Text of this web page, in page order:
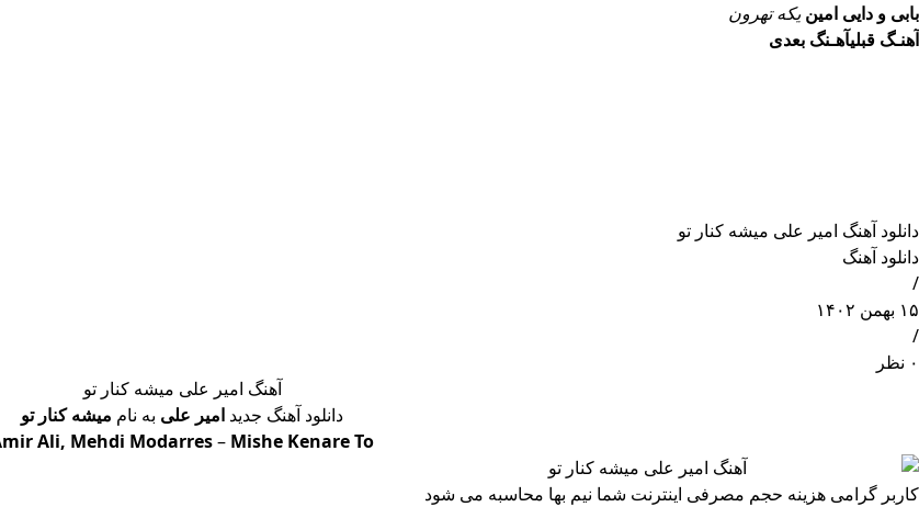
بابی و دایی امینیکه تهرون
آهنـگ قبلیآهـنگ بعدی
دانلود آهنگ امیر علی میشه کنار تو
دانلود آهنگ
/
۱۵ بهمن ۱۴۰۲
/
۰ نظر
آهنگ امیر علی میشه کنار تو
دانلود آهنگ جدید امیر علی به نام میشه کنار تو
Ali, Mehdi Modarres– Mishe Kenare To
کاربر گرامی هزینه حجم مصرفی اینترنت شما نیم بها محاسبه می شود